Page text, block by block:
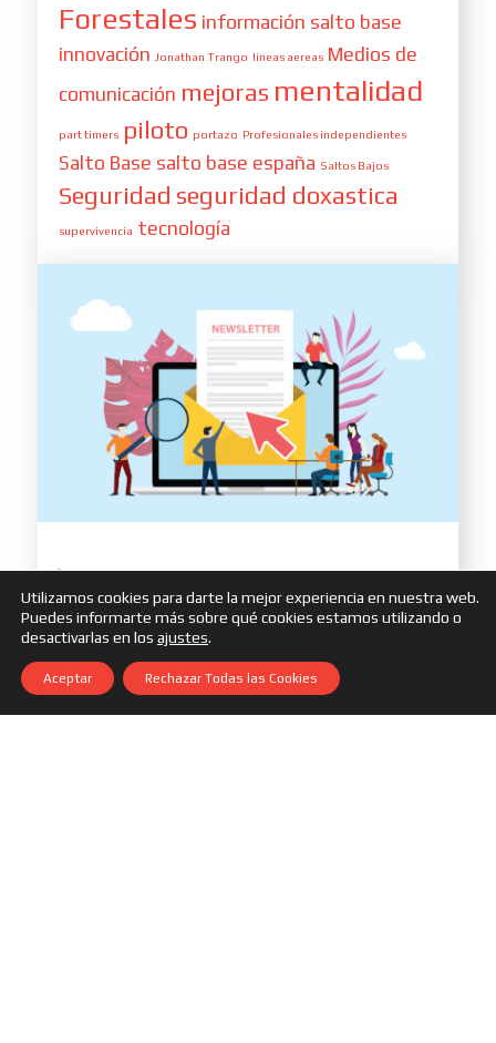
Forestales información salto base
innovación Jonathan Trango lineas aereas Medios de
comunicación mejoras mentalidad
part timers piloto portazo Profesionales independientes
Salto Base salto base españa Saltos Bajos
Seguridad seguridad doxastica
supervivencia tecnología
Únete a nuestra feliz familia de suscriptores y no te pierdas
ninguna de nuestras novedades
Utilizamos cookies para darte la mejor experiencia en nuestra web.
Puedes informarte más sobre qué cookies estamos utilizando o
desactivarlas en los ajustes.
Aceptar Rechazar Todas las Cookies